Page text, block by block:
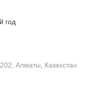
год
Алматы, Казахстан